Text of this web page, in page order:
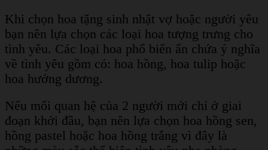
Khi chọn hoa tặng sinh nhật vợ hoặc người yêu
bạn nên lựa chọn các loại hoa tượng trưng cho
tình yêu. Các loại hoa phổ biến ẩn chứa ý nghĩa
về tình yêu gồm có: hoa hồng, hoa tulip hoặc
hoa hướng dương.
Nếu mối quan hệ của 2 người mới chỉ ở giai
đoạn khởi đầu, bạn nên lựa chọn hoa hồng sen,
hồng pastel hoặc hoa hồng trắng vì đây là